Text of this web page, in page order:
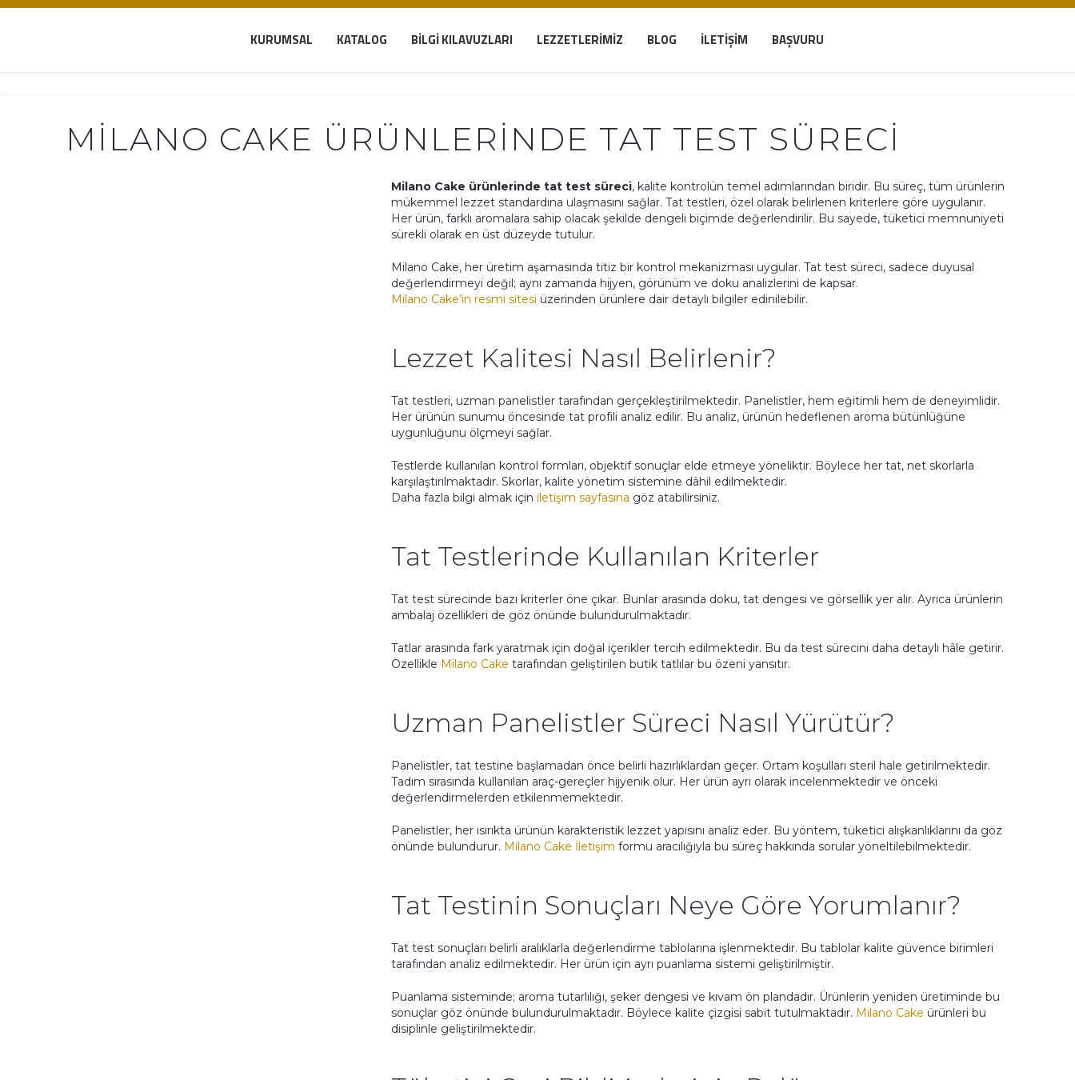
KURUMSAL KATALOG BILGI KILAVUZLARI LEZZETLERIMIZ BLOG İLETIŞIM BAŞVURU
MILANO CAKE ÜRÜNLERINDE TAT TEST SÜRECI
Milano Cake ürünlerinde tat test süreci, kalite kontrolün temel adımlarından biridir. Bu süreç, tüm ürünlerin
mükemmel lezzet standardına ulaşmasını sağlar. Tat testleri, özel olarak belirlenen kriterlere göre uygulanır.
Her ürün, farklı aromalara sahip olacak şekilde dengeli biçimde değerlendirilir. Bu sayede, tüketici memnuniyeti
sürekli olarak en üst düzeyde tutulur.
Milano Cake, her üretim aşamasında titiz bir kontrol mekanizması uygular. Tat test süreci, sadece duyusal
değerlendirmeyi değil; aynı zamanda hijyen, görünüm ve doku analizlerini de kapsar.
Milano Cake’in resmi sitesi üzerinden ürünlere dair detaylı bilgiler edinilebilir.
Lezzet Kalitesi Nasıl Belirlenir?
Tat testleri, uzman panelistler tarafından gerçekleştirilmektedir. Panelistler, hem eğitimli hem de deneyimlidir.
Her ürünün sunumu öncesinde tat profili analiz edilir. Bu analiz, ürünün hedeflenen aroma bütünlüğüne
uygunluğunu ölçmeyi sağlar.
Testlerde kullanılan kontrol formları, objektif sonuçlar elde etmeye yöneliktir. Böylece her tat, net skorlarla
karşılaştırılmaktadır. Skorlar, kalite yönetim sistemine dâhil edilmektedir.
Daha fazla bilgi almak içiniletişim sayfasına göz atabilirsiniz.
Tat Testlerinde Kullanılan Kriterler
Tat test sürecinde bazı kriterler öne çıkar. Bunlar arasında doku, tat dengesi ve görsellik yer alır. Ayrıca ürünlerin
ambalaj özellikleri de göz önünde bulundurulmaktadır.
Tatlar arasında fark yaratmak için doğal içerikler tercih edilmektedir. Bu da test sürecini daha detaylı hâle getirir.
Özellikle Milano Cake tarafından geliştirilen butik tatlılar bu özeni yansıtır.
Uzman Panelistler Süreci Nasıl Yürütür?
Panelistler, tat testine başlamadan önce belirli hazırlıklardan geçer. Ortam koşulları steril hale getirilmektedir.
Tadım sırasında kullanılan araç-gereçler hijyenik olur. Her ürün ayrı olarak incelenmektedir ve önceki
değerlendirmelerden etkilenmemektedir.
Panelistler, her ısırıkta ürünün karakteristik lezzet yapısını analiz eder. Bu yöntem, tüketici alışkanlıklarını da göz
önünde bulundurur. Milano Cake İletişim formu aracılığıyla bu süreç hakkında sorular yöneltilebilmektedir.
Tat Testinin Sonuçları Neye Göre Yorumlanır?
Tat test sonuçları belirli aralıklarla değerlendirme tablolarına işlenmektedir. Bu tablolar kalite güvence birimleri
tarafından analiz edilmektedir. Her ürün için ayrı puanlama sistemi geliştirilmiştir.
Puanlama sisteminde; aroma tutarlılığı, şeker dengesi ve kıvam ön plandadır. Ürünlerin yeniden üretiminde bu
sonuçlar göz önünde bulundurulmaktadır. Böylece kalite çizgisi sabit tutulmaktadır. Milano Cake ürünleri bu
disiplinle geliştirilmektedir.